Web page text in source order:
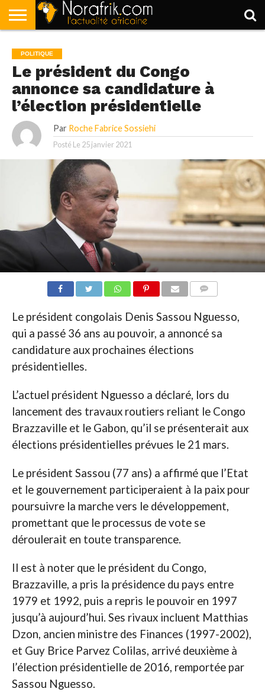
POLITIQUE
SOCIÉTÉ
ECONOMIE
SPORT
LIFESTYLE
POLITIQUE
Le président du Congo
annonce sa candidature à
l’élection présidentielle
Par Roche Fabrice Sossiehi
Posté Le 25 janvier 2021
Le président congolais Denis Sassou Nguesso,
qui a passé 36 ans au pouvoir, a annoncé sa
candidature aux prochaines élections
présidentielles.
L’actuel président Nguesso a déclaré, lors du
lancement des travaux routiers reliant le Congo
Brazzaville et le Gabon, qu’il se présenterait aux
élections présidentielles prévues le 21 mars.
Le président Sassou (77 ans) a affirmé que l’Etat
et le gouvernement participeraient à la paix pour
poursuivre la marche vers le développement,
promettant que le processus de vote se
déroulerait en toute transparence.
Il est à noter que le président du Congo,
Brazzaville, a pris la présidence du pays entre
1979 et 1992, puis a repris le pouvoir en 1997
jusqu’à aujourd’hui. Ses rivaux incluent Matthias
Dzon, ancien ministre des Finances (1997-2002),
et Guy Brice Parvez Colilas, arrivé deuxième à
l’élection présidentielle de 2016, remportée par
Sassou Nguesso.